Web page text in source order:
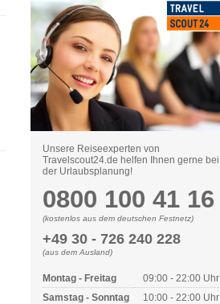
Unsere Reiseexperten von
Travelscout24.de helfen Ihnen gerne bei
der Urlaubsplanung!
0800 100 41 16
(kostenlos aus dem deutschen Festnetz)
+49 30 - 726 240 228
(aus dem Ausland)
Montag - Freitag
09:00 - 22:00 Uhr
Samstag - Sonntag
10:00 - 22:00 Uhr